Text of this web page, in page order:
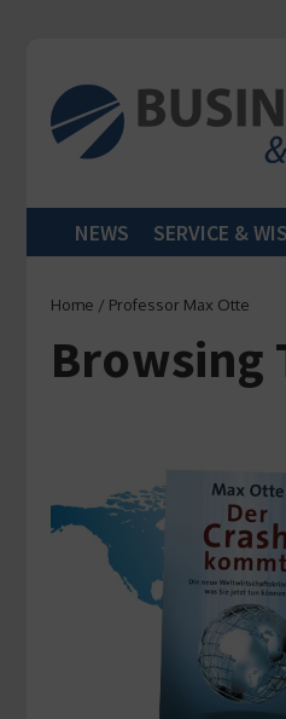
NEWS SERVICE &
Home / Professor Max Otte
Browsing